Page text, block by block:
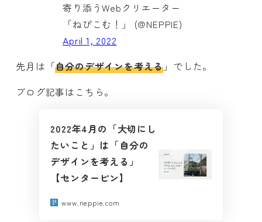
寄り添うWebクリエーター
「ねぴこむ！」 (@NEPPIE)
April 1, 2022
先月は 「自分のデザインを考える」でした。
ブログ記事はこちら。
2022年4月の「大切にし
たいこと」は「自分の
デザインを考える」
【センターピン】
www.neppie.com